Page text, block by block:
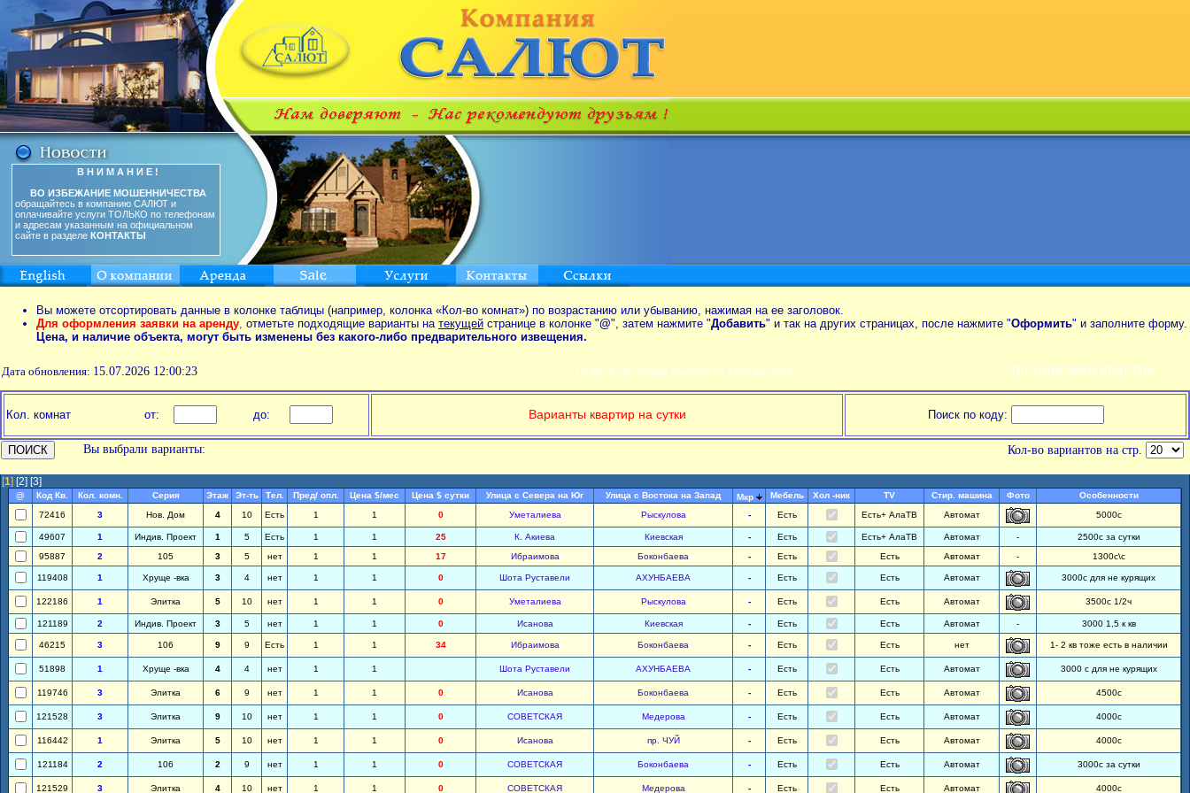
В Н И М А Н И Е !
ВО ИЗБЕЖАНИЕ МОШЕННИЧЕСТВА
обращайтесь в компанию САЛЮТ и
оплачивайте услуги ТОЛЬКО по телефонам
и адресам указанным на официальном
сайте в разделе КОНТАКТЫ
Вы можете отсортировать данные в колонке таблицы (например, колонка «Кол-во комнат») по возрастанию или убыванию, нажимая на ее заголовок.
Для оформления заявки на аренду, отметьте подходящие варианты на текущей странице в колонке "@", затем нажмите "Добавить" и так на других страницах, после нажмите "Оформить" и заполните форму.
Цена, и наличие объекта, могут быть изменены без какого-либо предварительного извещения.
Дата обновления: 15.07.2026 12:00:23 ПОИСК по аренде квартир от MIN до 550$ ПЛАНИРОВКИ КВАРТИР
Кол. комнат от: до: Варианты квартир на сутки Поиск по коду:
Вы выбрали варианты: Кол-во вариантов на стр.
[1] [2] [3]
@ Код Кв. Кол. комн. Серия Этаж Эт-ть Тел. Пред/ опл. Цена $/мес Цена $ сутки Улица с Севера на Юг Улица с Востока на Запад Мкр Мебель Хол -ник TV Стир. машина Фото
Особенности
72416
3 Нов. Дом 4 10 Есть 1 1 0 Уметалиева Рыскулова - Есть Есть+ АлаТВ Автомат 5000с
49607 1 Индив. Проект 1 5 Есть 1 1 25 К. Акиева Киевская - Есть Есть+ АлаТВ Автомат -
2500с за сутки
95887
2 105 3 5 нет 1 1 17 Ибраимова Боконбаева - Есть Есть Автомат - 1300с\с
119408 1 Хруще -вка 3 4 нет 1 1 0 Шота Руставели АХУНБАЕВА - Есть Есть Автомат 3000с для не курящих
122186 1 Элитка 5 10 нет 1 1 0 Уметалиева Рыскулова - Есть Есть Автомат 3500с 1/2ч
121189 2 Индив. Проект 3 5 нет 1 1 0 Исанова Киевская - Есть Есть Автомат - 3000 1,5 к кв
46215 3 106 9 9 Есть 1 1 34 Ибраимова Боконбаева - Есть Есть нет 1- 2 кв тоже есть в наличии
51898 1 Хруще -вка 4 4 нет 1 1 Шота Руставели АХУНБАЕВА - Есть Есть Автомат 3000 с для не курящих
119746 3 Элитка 6 9 нет 1 1 0 Исанова Боконбаева - Есть Есть Автомат 4500с
121528 3 Элитка 9 10 нет 1 1 0 СОВЕТСКАЯ Медерова - Есть Есть Автомат 4000с
116442 1 Элитка 5 10 нет 1 1 0 Исанова пр. ЧУЙ - Есть Есть Автомат 4000с
121184 2 106 2 9 нет 1 1 0 СОВЕТСКАЯ Боконбаева - Есть Есть Автомат 3000с за сутки
121529 3 Элитка 4 10 нет 1 1 0 СОВЕТСКАЯ Медерова - Есть Есть Автомат 4000с